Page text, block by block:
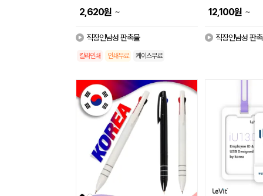
2,620원 ~
직장인남성 판촉물
칼라인쇄 인쇄무료 케이스무료
12,100원 ~
직장인남성 판